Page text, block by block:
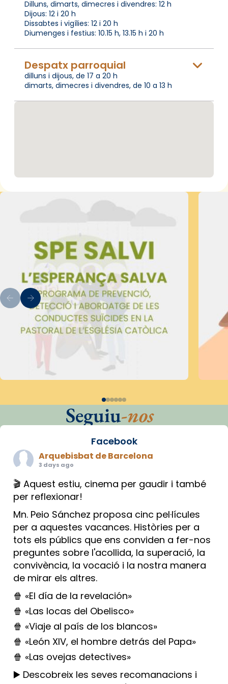
Dilluns, dimarts, dimecres i divendres: 12 h
Dijous: 12 i 20 h
Dissabtes i vigílies: 12 i 20 h
Diumenges i festius: 10.15 h, 13.15 h i 20 h
Despatx parroquial
dilluns i dijous, de 17 a 20 h
dimarts, dimecres i divendres, de 10 a 13 h
Seguiu-nos
Facebook
Arquebisbat de Barcelona
3 days ago
🎬 Aquest estiu, cinema per gaudir i també
per reflexionar!
Mn. Peio Sánchez proposa cinc pel·lícules
per a aquestes vacances. Històries per a
tots els públics que ens conviden a fer-nos
preguntes sobre l'acollida, la superació, la
convivència, la vocació i la nostra manera
de mirar els altres.
🍿 «El día de la revelación»
🍿 «Las locas del Obelisco»
🍿 «Viaje al país de los blancos»
🍿 «León XIV, el hombre detrás del Papa»
🍿 «Las ovejas detectives»
▶️ Descobreix les seves recomanacions i